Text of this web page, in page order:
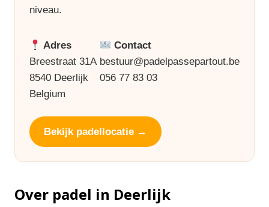
niveau.
Adres
Breestraat 31A
8540 Deerlijk
Belgium
Contact
bestuur@padelpassepartout.be
056 77 83 03
Bekijk padellocatie →
Over padel in Deerlijk